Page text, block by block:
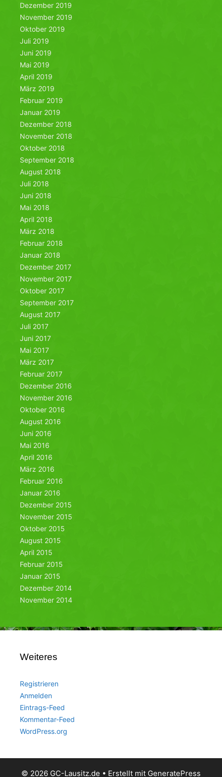
Dezember 2019
November 2019
Oktober 2019
Juli 2019
Juni 2019
Mai 2019
April 2019
März 2019
Februar 2019
Januar 2019
Dezember 2018
November 2018
Oktober 2018
September 2018
August 2018
Juli 2018
Juni 2018
Mai 2018
April 2018
März 2018
Februar 2018
Januar 2018
Dezember 2017
November 2017
Oktober 2017
September 2017
August 2017
Juli 2017
Juni 2017
Mai 2017
März 2017
Februar 2017
Dezember 2016
November 2016
Oktober 2016
August 2016
Juni 2016
Mai 2016
April 2016
März 2016
Februar 2016
Januar 2016
Dezember 2015
November 2015
Oktober 2015
August 2015
April 2015
Februar 2015
Januar 2015
Dezember 2014
November 2014
Weiteres
Registrieren
Anmelden
Eintrags-Feed
Kommentar-Feed
WordPress.org
© 2026 GC-Lausitz.de • Erstellt mit GeneratePress